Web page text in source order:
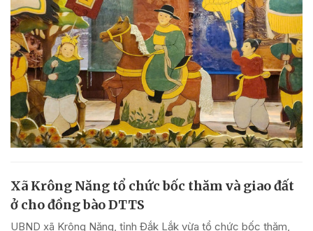
Xã Krông Năng tổ chức bốc thăm và giao đất
ở cho đồng bào DTTS
UBND xã Krông Năng, tỉnh Đắk Lắk vừa tổ chức bốc thăm,